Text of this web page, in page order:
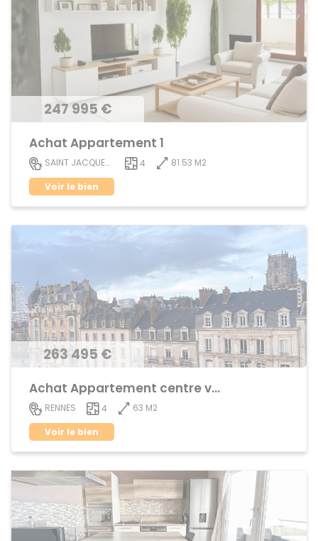
247 995 €
Achat Appartement 1
SAINT JACQUES DE LA LANDE 4
81.53 M2
Voir le bien
263 495 €
Achat Appartement centre ville
RENNES 4
63 M2
Voir le bien